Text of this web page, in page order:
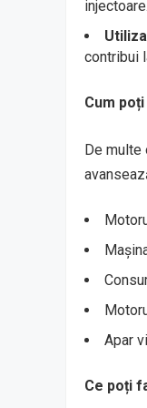
injectoare.
contribui
Cum
De
Apar
Ce poți